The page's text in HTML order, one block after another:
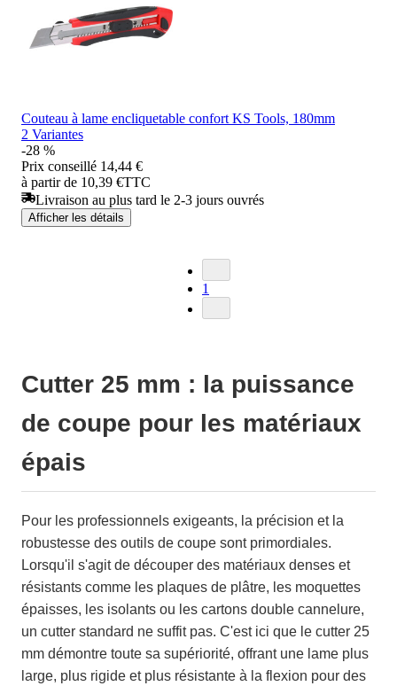
Couteau à lame encliquetable confort KS Tools, 180mm
2 Variantes
-28 %
Prix conseillé 14,44 €
à partir de 10,39 €TTC
Livraison au plus tard le 2-3 jours ouvrés
Afficher les détails
1
Cutter 25 mm : la puissance
de coupe pour les matériaux
épais
Pour les professionnels exigeants, la précision et la
robustesse des outils de coupe sont primordiales.
Lorsqu'il s'agit de découper des matériaux denses et
résistants comme les plaques de plâtre, les moquettes
épaisses, les isolants ou les cartons double cannelure,
un cutter standard ne suffit pas. C'est ici que le cutter 25
mm démontre toute sa supériorité, offrant une lame plus
large, plus rigide et plus résistante à la flexion pour des